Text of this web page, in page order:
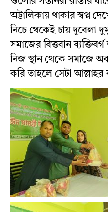
অট্টালিকায় থাকার স্বপ্ন
নিচে থেকেই চায় দুবেলা
সমাজের বিত্তবান
নিজ স্থান থেকে সমাজে
করি তাহলে সেটা আল্লাহর